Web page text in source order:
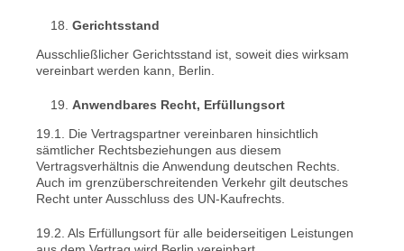
Gerichtsstand
Ausschließlicher Gerichtsstand ist, soweit dies wirksam
vereinbart werden kann, Berlin.
Anwendbares Recht, Erfüllungsort
19.1. Die Vertragspartner vereinbaren hinsichtlich
sämtlicher Rechtsbeziehungen aus diesem
Vertragsverhältnis die Anwendung deutschen Rechts.
Auch im grenzüberschreitenden Verkehr gilt deutsches
Recht unter Ausschluss des UN-Kaufrechts.
19.2. Als Erfüllungsort für alle beiderseitigen Leistungen